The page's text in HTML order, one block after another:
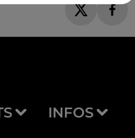
INFOS